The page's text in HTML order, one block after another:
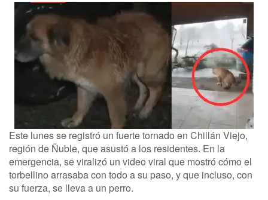
Este lunes se registró un fuerte tornado en Chillán Viejo,
región de Ñuble, que asustó a los residentes. En la
emergencia, se viralizó un video viral que mostró cómo el
torbellino arrasaba con todo a su paso, y que incluso, con
su fuerza, se lleva a un perro.